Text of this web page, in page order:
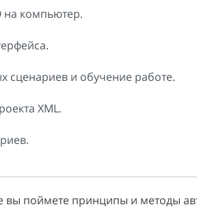
на компьютер.
сценариев и обучение работе.
XML.
вы поймете принципы и методы